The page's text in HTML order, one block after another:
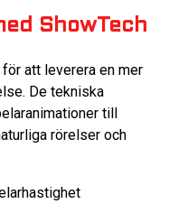
ShowTech
att leverera en mer
De tekniska
till
rörelser och